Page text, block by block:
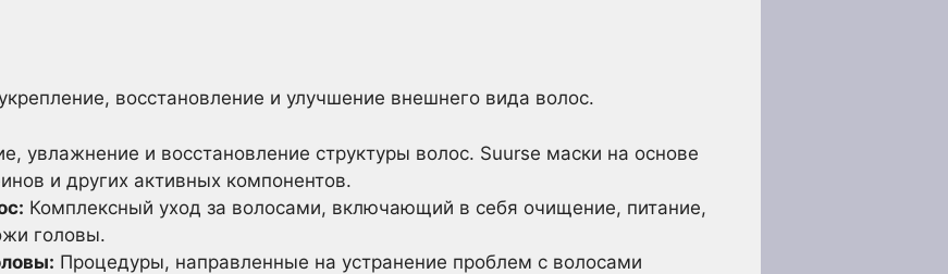
восстановление и улучшение внешнего вида волос.
увлажнение и восстановление структуры волос. Suurse маски на основе
и других активных компонентов.
Комплексный уход за волосами, включающий в себя очищение, питание,
головы.
Процедуры, направленные на устранение проблем с волосами